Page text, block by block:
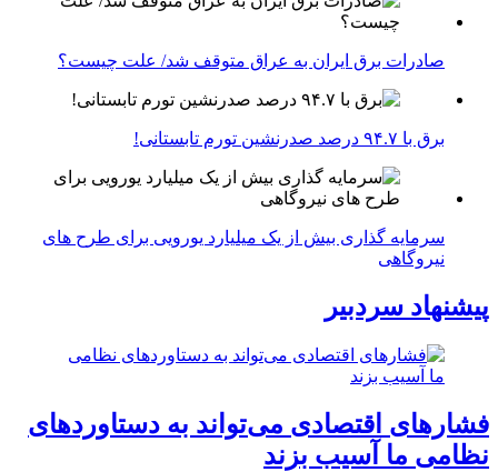
صادرات برق ایران به عراق متوقف شد/ علت چیست؟
برق با ۹۴.۷ درصد صدرنشین تورم تابستانی!
سرمایه گذاری بیش از یک میلیارد یورویی برای طرح های
نیروگاهی
پیشنهاد سردبیر
فشارهای اقتصادی می‌تواند به دستاوردهای
نظامی ما آسیب بزند